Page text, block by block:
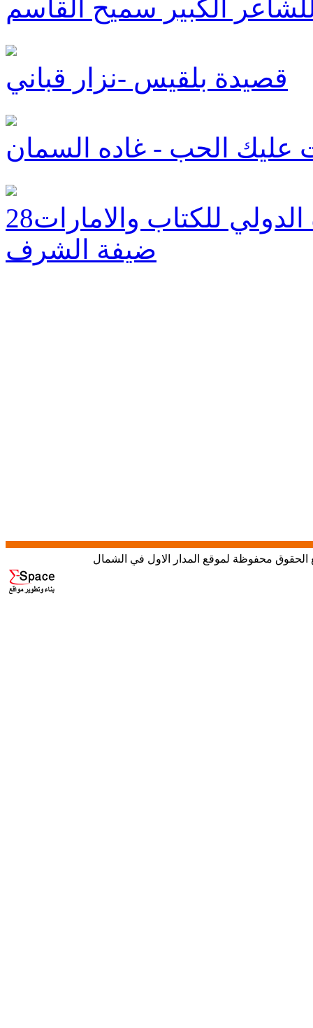
الكبير سميح القاسم
قصيدة بلقيس -نزار قباني
عليك الحب - غاده السمان
28دولة تشارك في معرض القاهرة الدولي للكتاب والامارات
ضيفة الشرف